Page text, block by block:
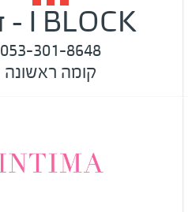
I BLOCK - דוכן
053-301-8648
קומה ראשונה